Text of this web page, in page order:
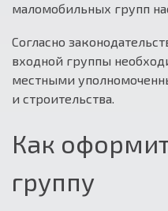
маломобильных групп
Согласно
входной группы
местными
и строительства.
Как
группу